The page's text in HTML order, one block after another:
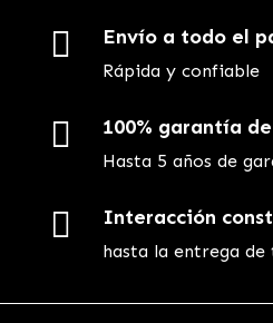
 Envío a todo el
Rápida y confiable
 100% garantía
Hasta 5 años de
 Interacción
hasta la entrega